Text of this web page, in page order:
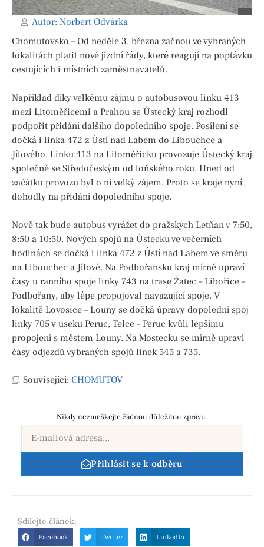
Autor: Norbert Odvárka
Chomutovsko – Od neděle 3. března začnou ve vybraných
lokalitách platit nové jízdní řády, které reagují na poptávku
cestujících i místních zaměstnavatelů.
Například díky velkému zájmu o autobusovou linku 413
mezi Litoměřicemi a Prahou se Ústecký kraj rozhodl
podpořit přidání dalšího dopoledního spoje. Posílení se
dočká i linka 472 z Ústí nad Labem do Libouchce a
Jílového. Linku 413 na Litoměřicku provozuje Ústecký kraj
společně se Středočeským od loňského roku. Hned od
začátku provozu byl o ni velký zájem. Proto se kraje nyní
dohodly na přidání dopoledního spoje.
Nově tak bude autobus vyrážet do pražských Letňan v 7:50,
8:50 a 10:50. Nových spojů na Ústecku ve večerních
hodinách se dočká i linka 472 z Ústí nad Labem ve směru
na Libouchec a Jílové. Na Podbořansku kraj mírně upraví
časy u ranního spoje linky 743 na trase Žatec – Libořice –
Podbořany, aby lépe propojoval navazující spoje. V
lokalitě Lovosice – Louny se dočká úpravy dopolední spoj
linky 705 v úseku Peruc, Telce – Peruc kvůli lepšímu
propojení s městem Louny. Na Mostecku se mírně upraví
časy odjezdů vybraných spojů linek 545 a 735.
Související: CHOMUTOV
Nikdy nezmeškejte žádnou důležitou zprávu.
Přihlásit se k odběru
Sdílejte článek:
Facebook Twitter LinkedIn